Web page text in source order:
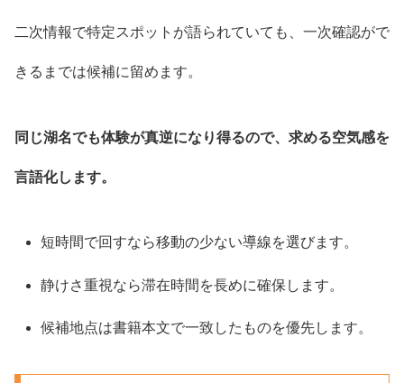
二次情報で特定スポットが語られていても、一次確認がで
きるまでは候補に留めます。
同じ湖名でも体験が真逆になり得るので、求める空気感を
言語化します。
短時間で回すなら移動の少ない導線を選びます。
静けさ重視なら滞在時間を長めに確保します。
候補地点は書籍本文で一致したものを優先します。